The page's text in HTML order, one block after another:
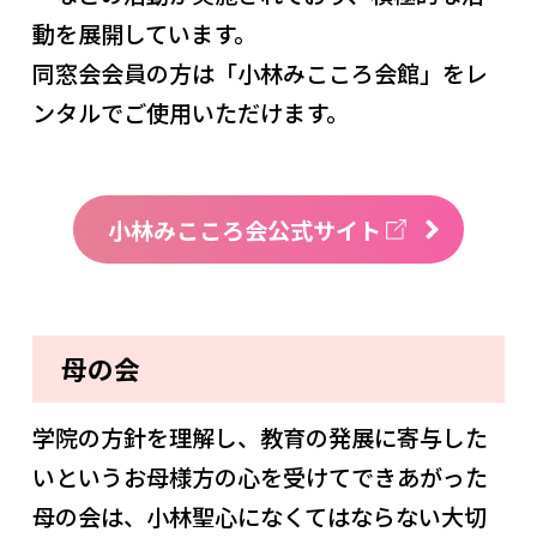
動を展開しています。
同窓会会員の方は「小林みこころ会館」をレ
ンタルでご使用いただけます。
小林みこころ会公式サイト
母の会
学院の方針を理解し、教育の発展に寄与した
いというお母様方の心を受けてできあがった
母の会は、小林聖心になくてはならない大切